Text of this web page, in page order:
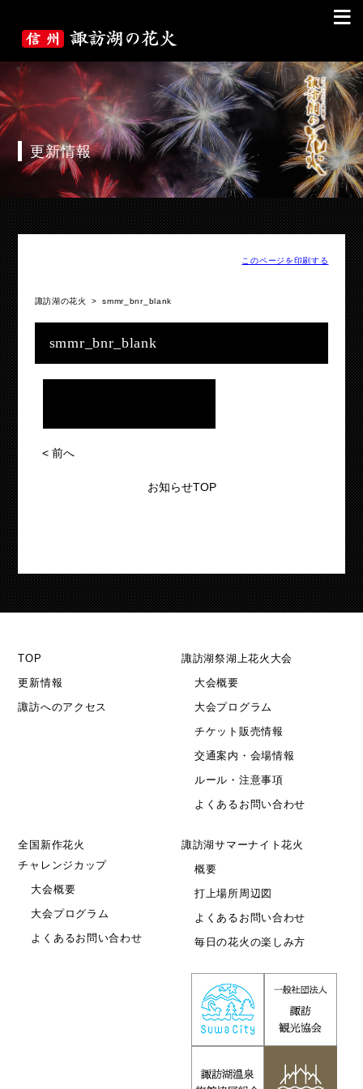
≡
更新情報
このページを印刷する
諏訪湖の花火 >smmr_bnr_blank
smmr_bnr_blank
<前へ
お知らせTOP
TOP
更新情報
諏訪へのアクセス
諏訪湖祭湖上花火大会
大会概要
大会プログラム
チケット販売情報
交通案内・会場情報
ルール・注意事項
よくあるお問い合わせ
全国新作花火
チャレンジカップ
大会概要
大会プログラム
よくあるお問い合わせ
諏訪湖サマーナイト花火
概要
打上場所周辺図
よくあるお問い合わせ
毎日の花火の楽しみ方